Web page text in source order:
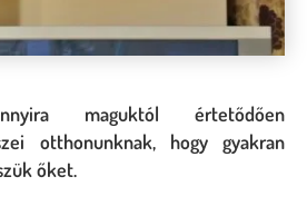
maguktól értetődően
otthonunknak, hogy gyakran
őket.